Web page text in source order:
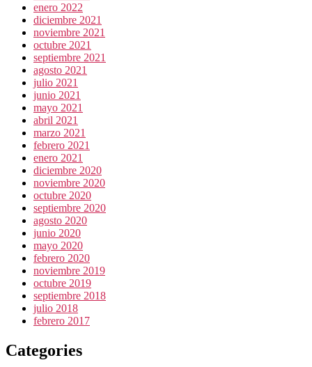
enero 2022
diciembre 2021
noviembre 2021
octubre 2021
septiembre 2021
agosto 2021
julio 2021
junio 2021
mayo 2021
abril 2021
marzo 2021
febrero 2021
enero 2021
diciembre 2020
noviembre 2020
octubre 2020
septiembre 2020
agosto 2020
junio 2020
mayo 2020
febrero 2020
noviembre 2019
octubre 2019
septiembre 2018
julio 2018
febrero 2017
Categories